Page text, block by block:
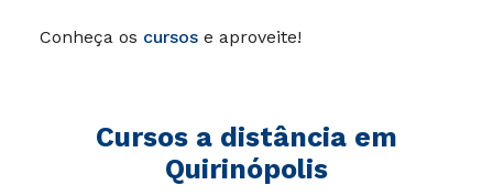
Conheça os cursos e aproveite!
Cursos a distância em
Quirinópolis